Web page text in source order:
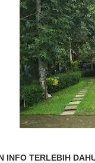
INFO TERLEBIH